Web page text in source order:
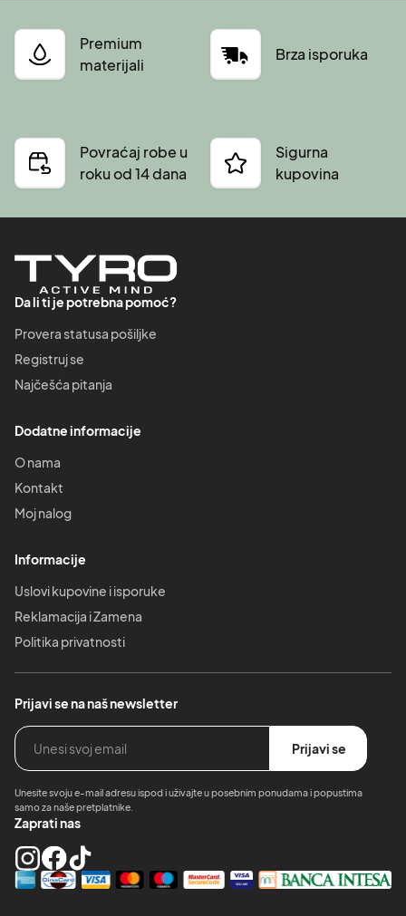
Premium
materijali
Brza isporuka
Povraćaj robe u
roku od 14 dana
Sigurna
kupovina
Da li ti je potrebna pomoć?
Provera statusa pošiljke
Registruj se
Najčešća pitanja
Dodatne informacije
O nama
Kontakt
Moj nalog
Informacije
Uslovi kupovine i isporuke
Reklamacija i Zamena
Politika privatnosti
Prijavi se na naš newsletter
Prijavi se
Unesite svoju e-mail adresu ispod i uživajte u posebnim ponudama i popustima
samo za naše pretplatnike.
Zaprati nas